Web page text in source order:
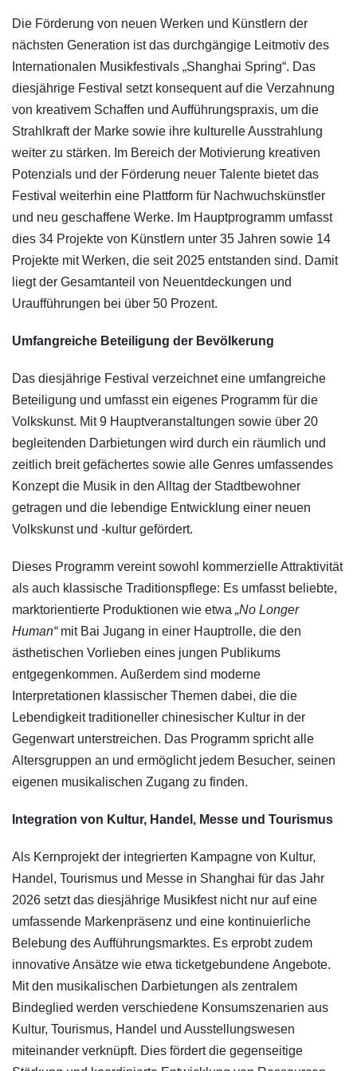
Die Förderung von neuen Werken und Künstlern der
nächsten Generation ist das durchgängige Leitmotiv des
Internationalen Musikfestivals „Shanghai Spring“. Das
diesjährige Festival setzt konsequent auf die Verzahnung
von kreativem Schaffen und Aufführungspraxis, um die
Strahlkraft der Marke sowie ihre kulturelle Ausstrahlung
weiter zu stärken. Im Bereich der Motivierung kreativen
Potenzials und der Förderung neuer Talente bietet das
Festival weiterhin eine Plattform für Nachwuchskünstler
und neu geschaffene Werke. Im Hauptprogramm umfasst
dies 34 Projekte von Künstlern unter 35 Jahren sowie 14
Projekte mit Werken, die seit 2025 entstanden sind. Damit
liegt der Gesamtanteil von Neuentdeckungen und
Uraufführungen bei über 50 Prozent.
Umfangreiche Beteiligung der Bevölkerung
Das diesjährige Festival verzeichnet eine umfangreiche
Beteiligung und umfasst ein eigenes Programm für die
Volkskunst. Mit 9 Hauptveranstaltungen sowie über 20
begleitenden Darbietungen wird durch ein räumlich und
zeitlich breit gefächertes sowie alle Genres umfassendes
Konzept die Musik in den Alltag der Stadtbewohner
getragen und die lebendige Entwicklung einer neuen
Volkskunst und -kultur gefördert.
Dieses Programm vereint sowohl kommerzielle Attraktivität
als auch klassische Traditionspflege: Es umfasst beliebte,
marktorientierte Produktionen wie etwa „No Longer
Human“mit Bai Jugang in einer Hauptrolle, die den
ästhetischen Vorlieben eines jungen Publikums
entgegenkommen. Außerdem sind moderne
Interpretationen klassischer Themen dabei, die die
Lebendigkeit traditioneller chinesischer Kultur in der
Gegenwart unterstreichen. Das Programm spricht alle
Altersgruppen an und ermöglicht jedem Besucher, seinen
eigenen musikalischen Zugang zu finden.
Integration von Kultur, Handel, Messe und Tourismus
Als Kernprojekt der integrierten Kampagne von Kultur,
Handel, Tourismus und Messe in Shanghai für das Jahr
2026 setzt das diesjährige Musikfest nicht nur auf eine
umfassende Markenpräsenz und eine kontinuierliche
Belebung des Aufführungsmarktes. Es erprobt zudem
innovative Ansätze wie etwa ticketgebundene Angebote.
Mit den musikalischen Darbietungen als zentralem
Bindeglied werden verschiedene Konsumszenarien aus
Kultur, Tourismus, Handel und Ausstellungswesen
miteinander verknüpft. Dies fördert die gegenseitige